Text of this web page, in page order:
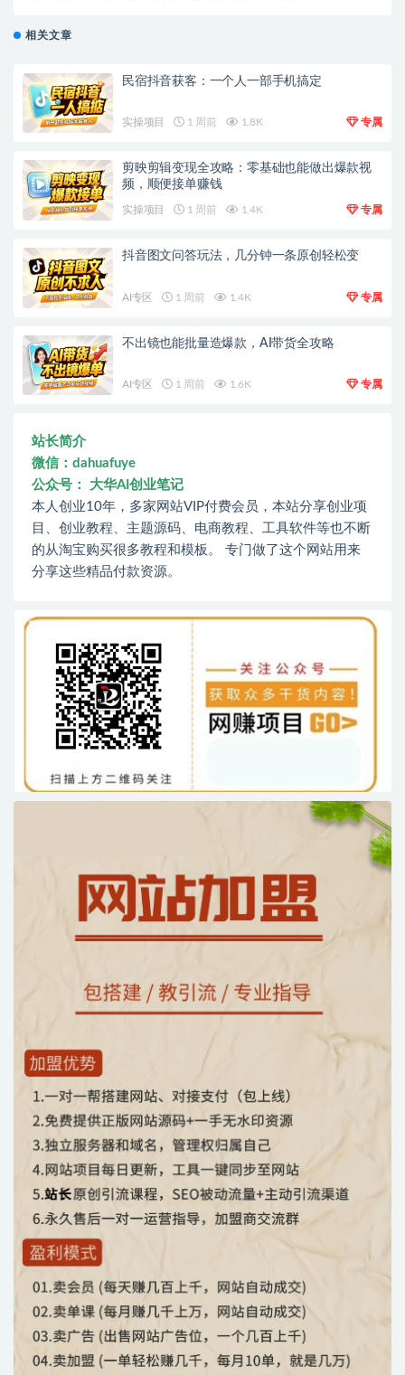
相关文章
民宿抖音获客：一个人一部手机搞定
实操项目 1 周前 1.8K 专属
剪映剪辑变现全攻略：零基础也能做出爆款视
频，顺便接单赚钱
实操项目 1 周前 1.4K 专属
抖音图文问答玩法，几分钟一条原创轻松变
AI专区 1 周前 1.4K 专属
不出镜也能批量造爆款，AI带货全攻略
AI专区 1 周前 1.6K 专属
站长简介
微信：dahuafuye
公众号： 大华AI创业笔记
本人创业10年，多家网站VIP付费会员，本站分享创业项
目、创业教程、主题源码、电商教程、工具软件等也不断
的从淘宝购买很多教程和模板。 专门做了这个网站用来
分享这些精品付款资源。